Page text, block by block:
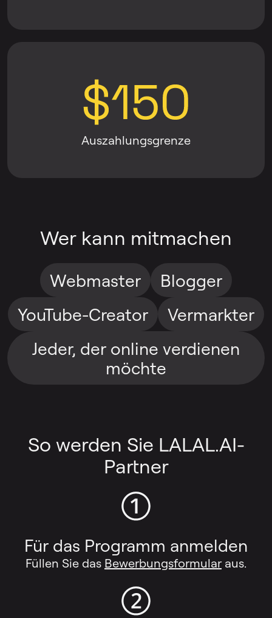
Auszahlungsgrenze
Wer kann mitmachen
Webmaster
Blogger
YouTube-Creator
Vermarkter
Jeder, der online verdienen
möchte
So werden Sie LALAL.AI-
Partner
Für das Programm anmelden
Füllen Sie das Bewerbungsformularaus.